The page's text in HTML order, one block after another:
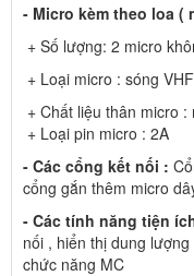
- Micro kèm theo loa (
+ Số lượng: 2 micro
+ Loại micro : sóng VHF
+ Chất liệu thân micro :
+ Loại pin micro : 2A
- Các cổng kết nối :
cổng gắn thêm micro
- Các tính năng tiện
nối , hiển thị dung
chức năng MC